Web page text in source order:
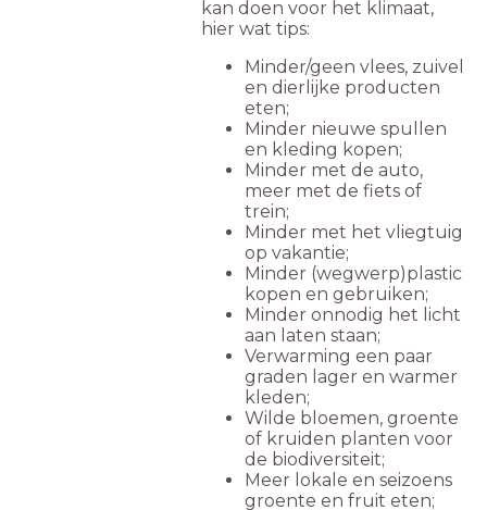
kan doen voor het klimaat,
hier wat tips:
Minder/geen vlees, zuivel
en dierlijke producten
eten;
Minder nieuwe spullen
en kleding kopen;
Minder met de auto,
meer met de fiets of
trein;
Minder met het vliegtuig
op vakantie;
Minder (wegwerp)plastic
kopen en gebruiken;
Minder onnodig het licht
aan laten staan;
Verwarming een paar
graden lager en warmer
kleden;
Wilde bloemen, groente
of kruiden planten voor
de biodiversiteit;
Meer lokale en seizoens
groente en fruit eten;